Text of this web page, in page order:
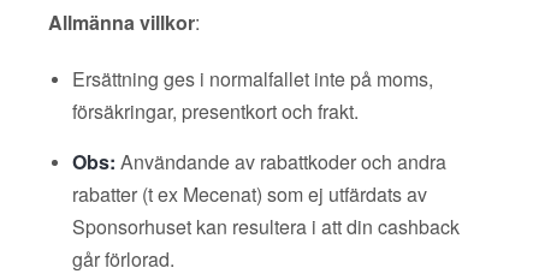
Allmänna villkor:
Ersättning ges i normalfallet inte på moms,
försäkringar, presentkort och frakt.
Obs: Användande av rabattkoder och andra
rabatter (t ex Mecenat) som ej utfärdats av
Sponsorhuset kan resultera i att din cashback
går förlorad.